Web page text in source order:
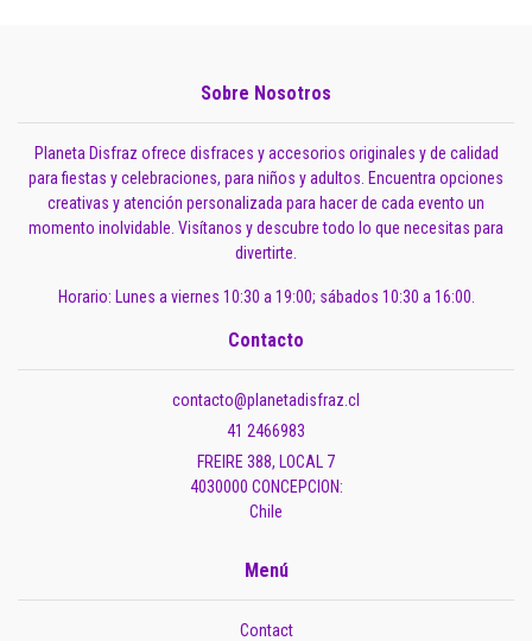
Sobre Nosotros
Planeta Disfraz ofrece disfraces y accesorios originales y de calidad
para fiestas y celebraciones, para niños y adultos. Encuentra opciones
creativas y atención personalizada para hacer de cada evento un
momento inolvidable. Visítanos y descubre todo lo que necesitas para
divertirte.
Horario: Lunes a viernes 10:30 a 19:00; sábados 10:30 a 16:00.
Contacto
contacto@planetadisfraz.cl
41 2466983
FREIRE 388, LOCAL 7
4030000 CONCEPCION:
Chile
Menú
Contact